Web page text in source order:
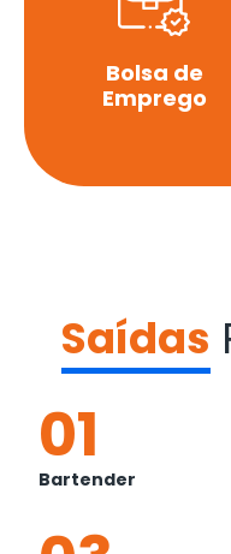
Bolsa de
Emprego
Saídas
01
Bartender